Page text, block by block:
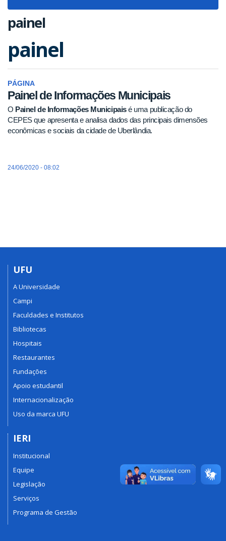
painel
painel
PÁGINA
Painel de Informações Municipais
O Painel de Informações Municipaisé uma publicação do
CEPES que apresenta e analisa dados das principais dimensões
econômicas e sociais da cidade de Uberlândia.
24/06/2020 - 08:02
UFU
A Universidade
Campi
Faculdades e Institutos
Bibliotecas
Hospitais
Restaurantes
Fundações
Apoio estudantil
Internacionalização
Uso da marca UFU
IERI
Institucional
Equipe
Legislação
Serviços
Programa de Gestão